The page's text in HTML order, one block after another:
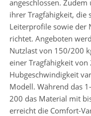
angeschlossen.
ihrer Tragfähigkeit, die
Leiterprofile sowie der
richtet. Angeboten
Nutzlast von 150/200
einer Tragfähigkeit
Hubgeschwindigkeit
Modell. Während das
200 das Material mit
erreicht die Comfort-